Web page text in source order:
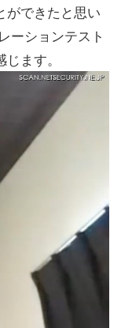
ができたと思い
ーションテスト
ます。